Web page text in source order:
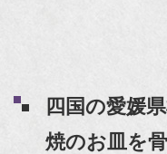
四国の愛媛
焼のお皿を